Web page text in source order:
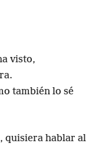
visto,
también lo sé
quisiera hablar al